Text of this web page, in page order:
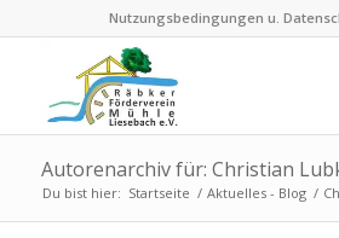
Nutzungsbedingungen u.
Autorenarchiv für: Christian
Du bist hier: Startseite / Aktuelles - Blog /